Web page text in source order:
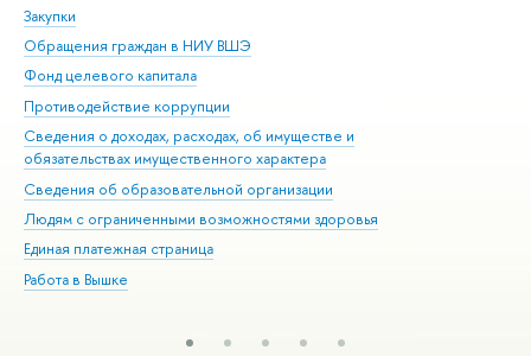
Закупки
Обращения граждан в НИУ ВШЭ
Фонд целевого капитала
Противодействие коррупции
Сведения о доходах, расходах, об имуществе и
обязательствах имущественного характера
Сведения об образовательной организации
Людям с ограниченными возможностями здоровья
Единая платежная страница
Работа в Вышке